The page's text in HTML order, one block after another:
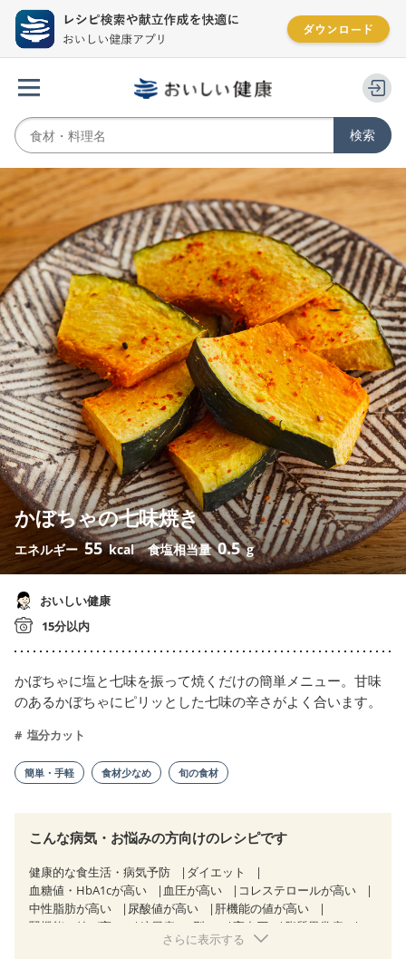
かぼちゃの七味焼き
エネルギー 55 kcal 食塩相当量0.5 g
おいしい健康
15分以内
かぼちゃに塩と七味を振って焼くだけの簡単メニュー。甘味
のあるかぼちゃにピリッとした七味の辛さがよく合います。
塩分カット
簡単・手軽 食材少なめ 旬の食材
こんな病気・お悩みの方向けのレシピです
健康的な食生活・病気予防
ダイエット
血糖値・HbA1cが高い
血圧が高い
コレステロールが高い
中性脂肪が高い
尿酸値が高い
肝機能の値が高い
腎機能の値が高い
糖尿病（2型） 高血圧
脂質異常症
狭心症 心筋梗塞
さらに表示する